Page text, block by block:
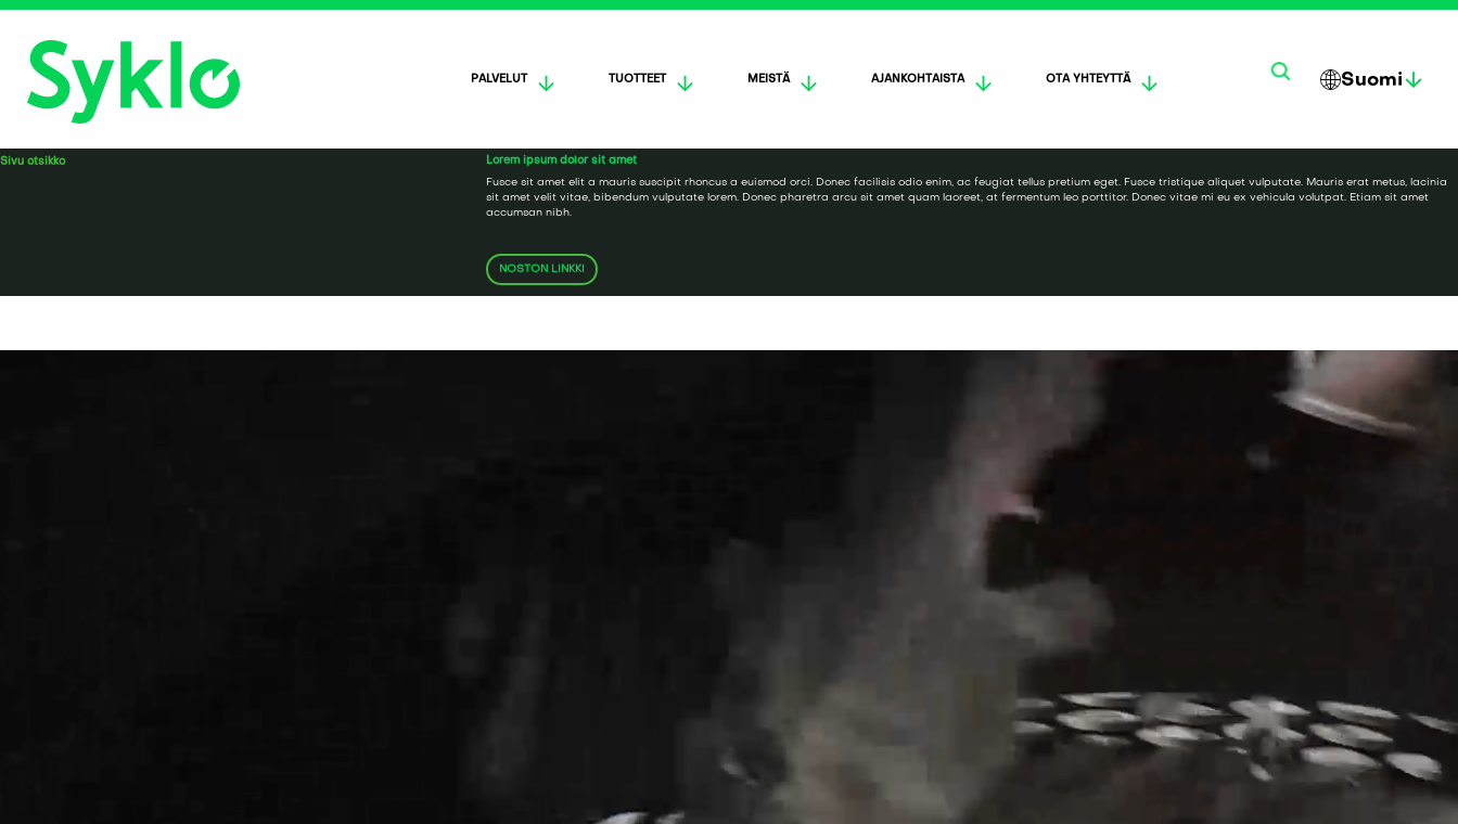
PALVELUT TUOTTEET MEISTÄ AJANKOHTAISTA OTA YHTEYTTÄ Suomi
한
Sivu otsikko Lorem ipsum dolor sit amet
Fusce sit amet elit a mauris suscipit rhoncus a euismod orci. Donec facilisis odio enim, ac feugiat tellus pretium eget. Fusce tristique aliquet vulputate. Mauris erat metus, lacinia
sit amet velit vitae, bibendum vulputate lorem. Donec pharetra arcu sit amet quam laoreet, at fermentum leo porttitor. Donec vitae mi eu ex vehicula volutpat. Etiam sit amet
accumsan nibh.
NOSTON LINKKI